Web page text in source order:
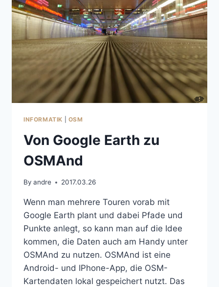
LG-
H440N
UND
ANDROID
5
INFORMATIK OSM
Von Google Earth zu
OSMAnd
By andre 2017.03.26
Wenn man mehrere Touren vorab mit
Google Earth plant und dabei Pfade und
Punkte anlegt, so kann man auf die Idee
kommen, die Daten auch am Handy unter
OSMAnd zu nutzen. OSMAnd ist eine
Android- und IPhone-App, die OSM-
Kartendaten lokal gespeichert nutzt. Das